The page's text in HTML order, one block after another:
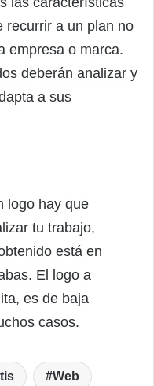
recurrir a un plan no
empresa o marca.
deberán analizar y
a sus
logo hay que
tu trabajo,
está en
El logo a
es de baja
casos.
Web